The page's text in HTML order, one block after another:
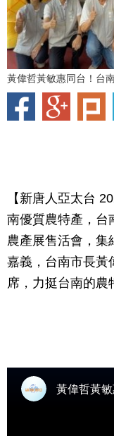
黃偉哲黃敏惠同台！台
【新唐人亞太台
南優質農特產，台
農產展售活會，集
嘉義，台南市長黃
席，力挺台南的農